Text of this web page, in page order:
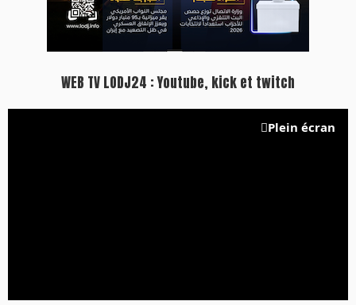
WEB TV LODJ24 : Youtube, kick et twitch
Plein écran